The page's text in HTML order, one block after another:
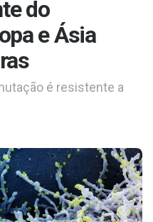
do
e Ásia
é resistente a